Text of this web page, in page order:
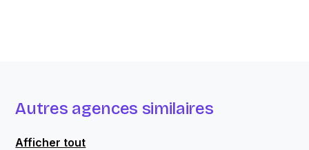
Autres agences similaires
Afficher tout